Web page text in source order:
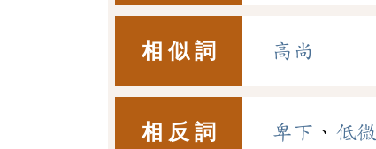
相 似 詞 高尚
相 反 詞 卑下 、 低微